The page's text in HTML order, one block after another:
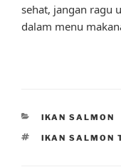
sehat, jangan ragu
dalam menu
CATEGORIES
IKAN SALMON
TAGS
IKAN SALMON